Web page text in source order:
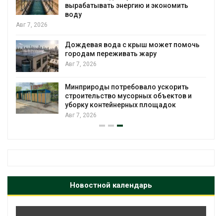
вырабатывать энергию и экономить
воду
Авг 7, 2026
Дождевая вода с крыш может помочь
городам переживать жару
Авг 7, 2026
Минприроды потребовало ускорить
строительство мусорных объектов и
уборку контейнерных площадок
Авг 7, 2026
Новостной календарь